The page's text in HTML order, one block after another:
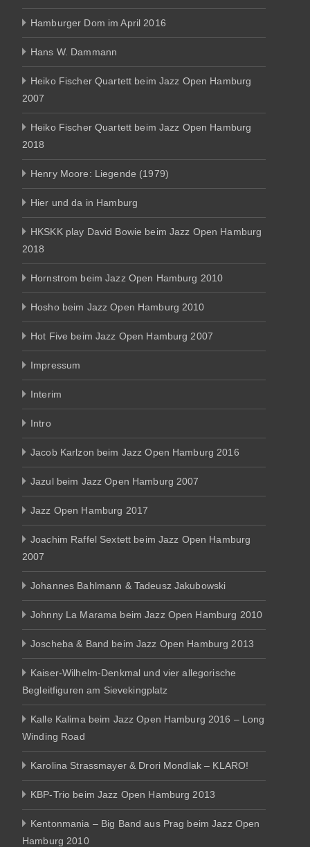
Hamburger Dom im April 2016
Hans W. Dammann
Heiko Fischer Quartett beim Jazz Open Hamburg
2007
Heiko Fischer Quartett beim Jazz Open Hamburg
2018
Henry Moore: Liegende (1979)
Hier und da in Hamburg
HKSKK play David Bowie beim Jazz Open Hamburg
2018
Hornstrom beim Jazz Open Hamburg 2010
Hosho beim Jazz Open Hamburg 2010
Hot Five beim Jazz Open Hamburg 2007
Impressum
Interim
Intro
Jacob Karlzon beim Jazz Open Hamburg 2016
Jazul beim Jazz Open Hamburg 2007
Jazz Open Hamburg 2017
Joachim Raffel Sextett beim Jazz Open Hamburg
2007
Johannes Bahlmann & Tadeusz Jakubowski
Johnny La Marama beim Jazz Open Hamburg 2010
Joscheba & Band beim Jazz Open Hamburg 2013
Kaiser-Wilhelm-Denkmal und vier allegorische
Begleitfiguren am Sievekingplatz
Kalle Kalima beim Jazz Open Hamburg 2016 – Long
Winding Road
Karolina Strassmayer & Drori Mondlak – KLARO!
KBP-Trio beim Jazz Open Hamburg 2013
Kentonmania – Big Band aus Prag beim Jazz Open
Hamburg 2010